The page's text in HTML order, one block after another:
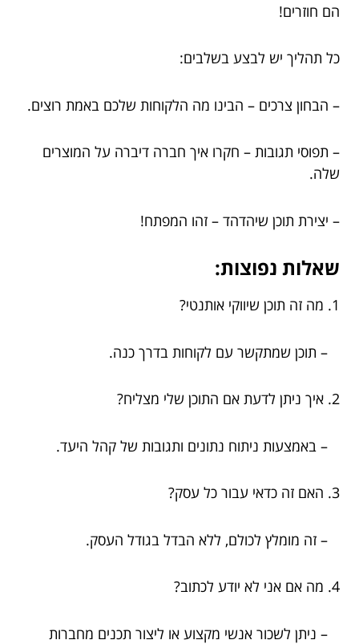
הם חוזרים!
כל תהליך יש לבצע בשלבים:
– הבחון צרכים – הבינו מה הלקוחות שלכם באמת רוצים.
– תפוסי תגובות – חקרו איך חברה דיברה על המוצרים
שלה.
– יצירת תוכן שיהדהד – זהו המפתח!
שאלות נפוצות:
1. מה זה תוכן שיווקי אותנטי?
– תוכן שמתקשר עם לקוחות בדרך כנה.
2. איך ניתן לדעת אם התוכן שלי מצליח?
– באמצעות ניתוח נתונים ותגובות של קהל היעד.
3. האם זה כדאי עבור כל עסק?
– זה מומלץ לכולם, ללא הבדל בגודל העסק.
4. מה אם אני לא יודע לכתוב?
– ניתן לשכור אנשי מקצוע או ליצור תכנים מחברות